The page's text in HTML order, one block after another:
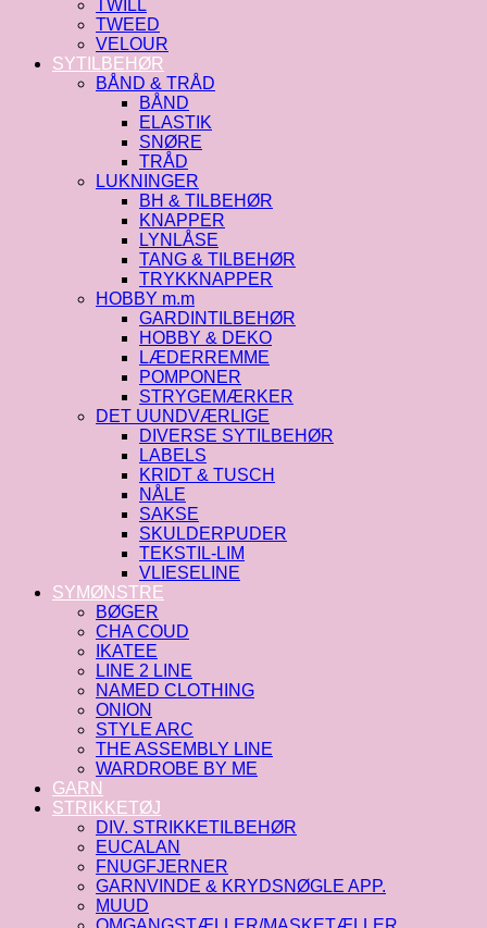
TWILL
TWEED
VELOUR
SYTILBEHØR
BÅND & TRÅD
BÅND
ELASTIK
SNØRE
TRÅD
LUKNINGER
BH & TILBEHØR
KNAPPER
LYNLÅSE
TANG & TILBEHØR
TRYKKNAPPER
HOBBY m.m
GARDINTILBEHØR
HOBBY & DEKO
LÆDERREMME
POMPONER
STRYGEMÆRKER
DET UUNDVÆRLIGE
DIVERSE SYTILBEHØR
LABELS
KRIDT & TUSCH
NÅLE
SAKSE
SKULDERPUDER
TEKSTIL-LIM
VLIESELINE
SYMØNSTRE
BØGER
CHA COUD
IKATEE
LINE 2 LINE
NAMED CLOTHING
ONION
STYLE ARC
THE ASSEMBLY LINE
WARDROBE BY ME
GARN
STRIKKETØJ
DIV. STRIKKETILBEHØR
EUCALAN
FNUGFJERNER
GARNVINDE & KRYDSNØGLE APP.
MUUD